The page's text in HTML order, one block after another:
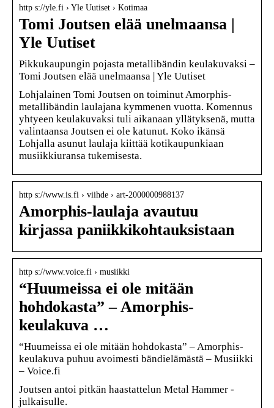
http s://yle.fi › Yle Uutiset › Kotimaa
Tomi Joutsen elää unelmaansa |
Yle Uutiset
Pikkukaupungin pojasta metallibändin keulakuvaksi –
Tomi Joutsen elää unelmaansa | Yle Uutiset
Lohjalainen Tomi Joutsen on toiminut Amorphis-
metallibändin laulajana kymmenen vuotta. Komennus
yhtyeen keulakuvaksi tuli aikanaan yllätyksenä, mutta
valintaansa Joutsen ei ole katunut. Koko ikänsä
Lohjalla asunut laulaja kiittää kotikaupunkiaan
musiikkiuransa tukemisesta.
http s://www.is.fi › viihde › art-2000000988137
Amorphis-laulaja avautuu
kirjassa paniikkikohtauksistaan
http s://www.voice.fi › musiikki
“Huumeissa ei ole mitään
hohdokasta” – Amorphis-
keulakuva …
“Huumeissa ei ole mitään hohdokasta” – Amorphis-
keulakuva puhuu avoimesti bändielämästä – Musiikki
– Voice.fi
Joutsen antoi pitkän haastattelun Metal Hammer -
julkaisulle.